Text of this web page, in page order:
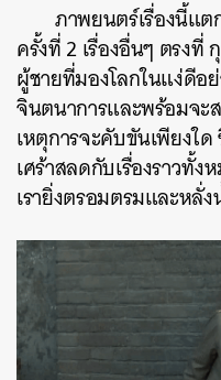
ภาพยนตร์เรื่องนี้แ
ครั้งที่ 2 เรื่องอื่นๆ ตรงที่
ผู้ชายที่มองโลกในแง่ดีอ
จินตนาการและพร้อมจะ
เหตุการจะคับขันเพียงใ
เศร้าสลดกับเรื่องราวทั้
เรายิ่งตรอมตรมและหลั่